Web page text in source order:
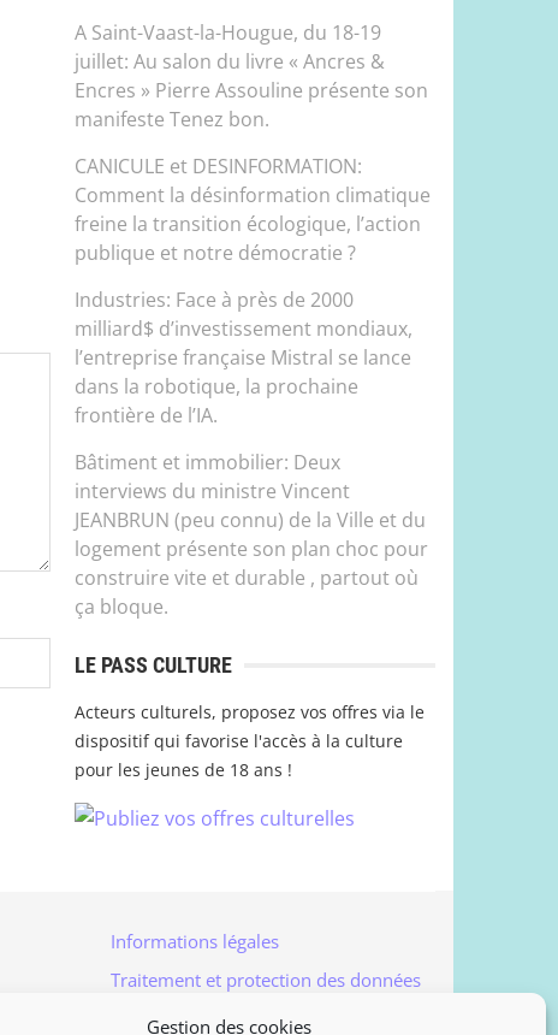
Gestion des cookies
A Saint-Vaast-la-Hougue, du 18-19
juillet: Au salon du livre « Ancres &
Encres » Pierre Assouline présente son
manifeste Tenez bon.
CANICULE et DESINFORMATION:
Comment la désinformation climatique
freine la transition écologique, l’action
publique et notre démocratie ?
Industries: Face à près de 2000
milliard$ d’investissement mondiaux,
l’entreprise française Mistral se lance
dans la robotique, la prochaine
frontière de l’IA.
Bâtiment et immobilier: Deux
interviews du ministre Vincent
JEANBRUN (peu connu) de la Ville et du
logement présente son plan choc pour
construire vite et durable , partout où
ça bloque.
LE PASS CULTURE
Acteurs culturels, proposez vos offres via le
dispositif qui favorise l'accès à la culture
pour les jeunes de 18 ans !
Informations légales
Traitement et protection des données
Accès à vos données personnelles